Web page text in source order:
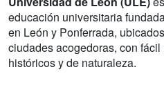
educación universitaria
en León y Ponferrada,
ciudades acogedoras, con
históricos y de naturaleza.